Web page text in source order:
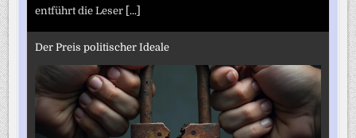
entführt die Leser [...]
Der Preis politischer Ideale